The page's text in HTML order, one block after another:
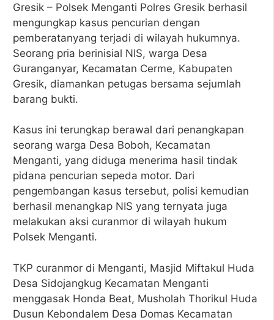
Gresik – Polsek Menganti Polres Gresik berhasil
mengungkap kasus pencurian dengan
pemberatanyang terjadi di wilayah hukumnya.
Seorang pria berinisial NIS, warga Desa
Guranganyar, Kecamatan Cerme, Kabupaten
Gresik, diamankan petugas bersama sejumlah
barang bukti.
Kasus ini terungkap berawal dari penangkapan
seorang warga Desa Boboh, Kecamatan
Menganti, yang diduga menerima hasil tindak
pidana pencurian sepeda motor. Dari
pengembangan kasus tersebut, polisi kemudian
berhasil menangkap NIS yang ternyata juga
melakukan aksi curanmor di wilayah hukum
Polsek Menganti.
TKP curanmor di Menganti, Masjid Miftakul Huda
Desa Sidojangkug Kecamatan Menganti
menggasak Honda Beat, Musholah Thorikul Huda
Dusun Kebondalem Desa Domas Kecamatan